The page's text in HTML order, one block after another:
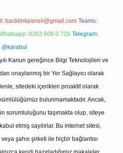
backlinkpaneli@gmail.com Teams:
0262 606 0 726 Telegram:
@karabul
Kanun gereğince Bilgi Teknolojileri ve
onaylanmış bir Yer Sağlayıcı olarak
sitedeki içerikleri proaktif olarak
bulunmamaktadır. Ancak,
sorumluluğunu taşımakta olup, siteye
etmiş sayılırlar. Bu internet sitesi,
şahıs şirketi ile hiçbir bağlantısı